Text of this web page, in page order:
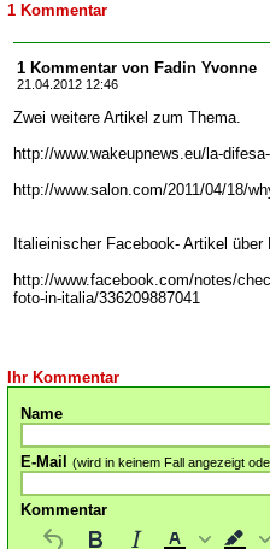
1 Kommentar
1 Kommentar von Fadin Yvonne
21.04.2012 12:46
Zwei weitere Artikel zum Thema.
http://www.wakeupnews.eu/la-
http://www.salon.com/2011/04/18/
Italieinischer Facebook- Artikel
http://www.facebook.com/notes/
foto-in-italia/336209887041
Ihr Kommentar
Name
E-Mail (wird in keinem Fall angezeigt
Kommentar